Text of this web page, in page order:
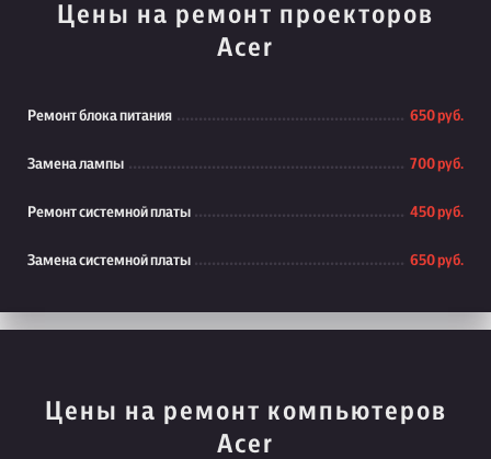
Цены на ремонт проекторов
Acer
Ремонт блока питания 650 руб.
Замена лампы 700 руб.
Ремонт системной платы 450 руб.
Замена системной платы 650 руб.
Цены на ремонт компьютеров
Acer